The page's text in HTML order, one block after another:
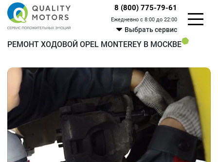
8 (800) 775-79-61
Ежедневно с 8:00 до 22:00
Выбрать сервис
РЕМОНТ ХОДОВОЙ OPEL MONTEREY В МОСКВЕ